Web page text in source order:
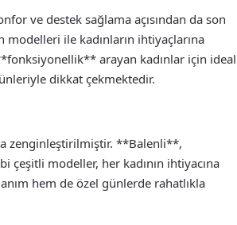
ve destek sağlama açısından da son
ile kadınların ihtiyaçlarına
arayan kadınlar için ideal
dikkat çekmektedir.
zenginleştirilmiştir. **Balenli**,
modeller, her kadının ihtiyacına
hem de özel günlerde rahatlıkla